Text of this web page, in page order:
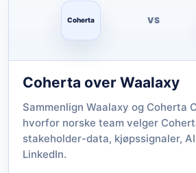
Coherta VS
Coherta over Waalaxy
Sammenlign Waalaxy og Coherta
hvorfor norske team velger
stakeholder-data, kjøpssignaler,
LinkedIn.